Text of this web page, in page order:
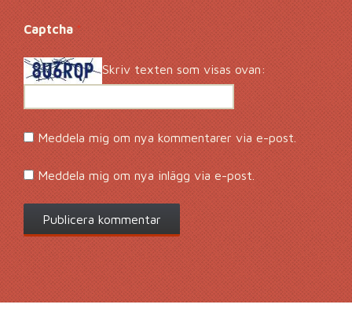
Captcha *
Skriv texten som visas ovan:
Meddela mig om nya kommentarer via e-post.
Meddela mig om nya inlägg via e-post.